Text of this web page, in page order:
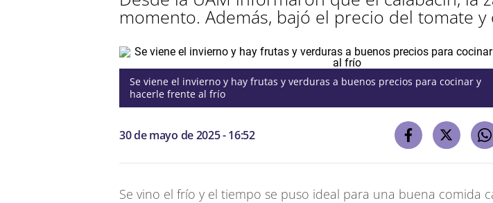
momento. Además, bajó el precio del tomate
Se viene el invierno y hay frutas y verduras a buenos precios para cocinar y
hacerle frente al frío
30 de mayo de 2025 - 16:52
Se vino el frío y el tiempo se puso ideal para una buena comida